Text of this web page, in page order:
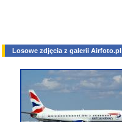
Losowe zdjęcia z galerii Airfoto.pl